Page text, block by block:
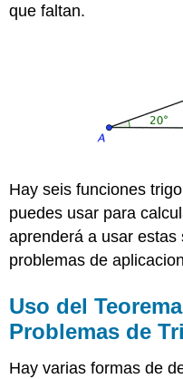
Ejemplo
Uso
de
la
trigonometría
del
mundo
real
Ejemplo
que faltan.
Hay seis funciones
puedes usar para
aprenderá a usar
problemas de
Uso del
Problemas de
Hay varias formas de